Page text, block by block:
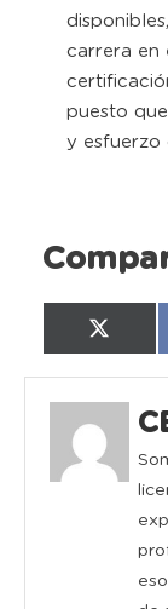
carrera en
puesto
y esfuerzo
en
X